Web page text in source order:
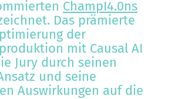
ChampI4.0ns
Das prämierte
der
mit Causal AI
Jury durch seinen
und seine
Auswirkungen auf die